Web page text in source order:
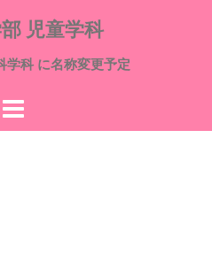
児童学科
学科 に名称変更予定